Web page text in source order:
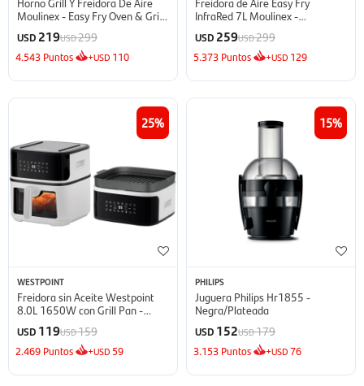
Moulinex - Easy Fry Oven & Grill
9 Funciones - 8 Programas -
Easy Fry Oven & Grill
USD 219USD299
4.543 Puntos +USD 110
InfraRed 7L Moulinex -
USD 259USD299
5.373 Puntos +USD 129
25
WESTPOINT
Freidora sin Aceite Westpoint
8.0L 1650W con Grill Pan -
USD 119USD159
2.469 Puntos +USD 59
15
PHILIPS
Juguera Philips Hr1855 -
Negra/Plateada
USD 152USD179
3.153 Puntos +USD76